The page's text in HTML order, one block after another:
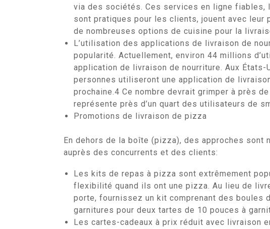
via des sociétés. Ces services en ligne fiables,
sont pratiques pour les clients, jouent avec leur
de nombreuses options de cuisine pour la
L’utilisation des applications de livraison de
popularité. Actuellement, environ 44 millions
application de livraison de nourriture. Aux
personnes utiliseront une application de
prochaine.4 Ce nombre devrait grimper à près
représente près d’un quart des utilisateurs de
Promotions de livraison de pizza
En dehors de la boîte (pizza), des approches sont
auprès des concurrents et des clients:
Les kits de repas à pizza sont extrêmement
flexibilité quand ils ont une pizza. Au lieu de
porte, fournissez un kit comprenant des boules
garnitures pour deux tartes de 10 pouces à
Les cartes-cadeaux à prix réduit avec livraison